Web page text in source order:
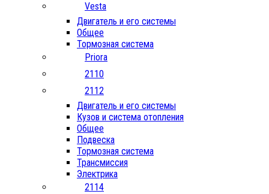
Vesta
Двигатель и его системы
Общее
Тормозная система
Priora
2110
2112
Двигатель и его системы
Кузов и система отопления
Общее
Подвеска
Тормозная система
Трансмиссия
Электрика
2114